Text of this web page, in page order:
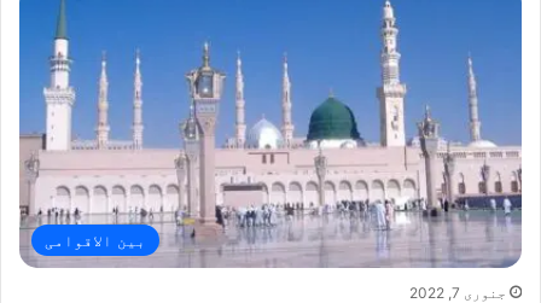
بین الاقوامی
جنوری 7, 2022